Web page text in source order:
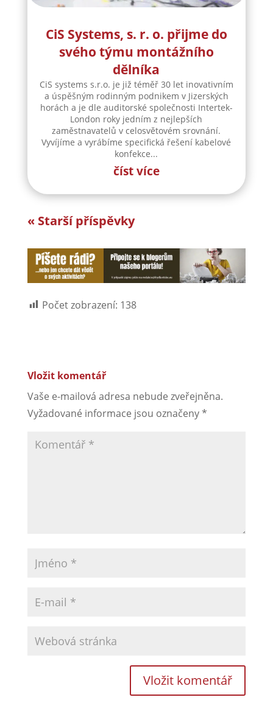
CiS Systems, s. r. o. přijme do
svého týmu montážního
dělníka
CiS systems s.r.o. je již téměř 30 let inovativním
a úspěšným rodinným podnikem v Jizerských
horách a je dle auditorské společnosti Intertek-
London roky jedním z nejlepších
zaměstnavatelů v celosvětovém srovnání.
Vyvíjíme a vyrábíme specifická řešení kabelové
konfekce...
číst více
« Starší příspěvky
Počet zobrazení: 138
Vložit komentář
Vaše e-mailová adresa nebude zveřejněna.
Vyžadované informace jsou označeny*